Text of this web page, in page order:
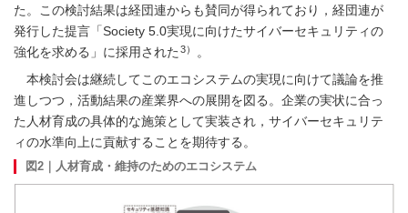
た。この検討結果は経団連からも賛同が得られており，経団連が
発行した提言「Society 5.0実現に向けたサイバーセキュリティの
強化を求める」に採用された 3）
。
本検討会は継続してこのエコシステムの実現に向けて議論を推
進しつつ，活動結果の産業界への展開を図る。企業の実状に合っ
た人材育成の具体的な施策として実装され，サイバーセキュリテ
ィの水準向上に貢献することを期待する。
図2｜人材育成・維持のためのエコシステム